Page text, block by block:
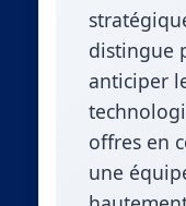
distingue
anticiper
offres en
une